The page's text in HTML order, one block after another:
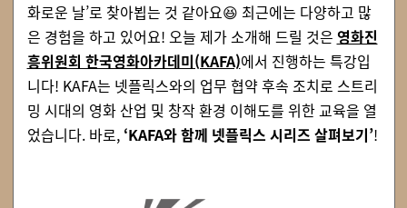
화로운 날’로 찾아뵙는 것 같아요😆 최근에는 다양하고 많
은 경험을 하고 있어요! 오늘 제가 소개해 드릴 것은 영화진
흥위원회 한국영화아카데미(KAFA)에서 진행하는 특강입
니다! KAFA는 넷플릭스와의 업무 협약 후속 조치로 스트리
밍 시대의 영화 산업 및 창작 환경 이해도를 위한 교육을 열
었습니다. 바로, ‘KAFA와 함께 넷플릭스 시리즈 살펴보기’!